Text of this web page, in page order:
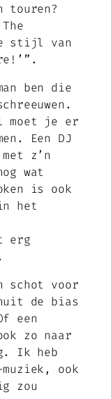
touren?
stijl van
ben die
moet je er
Een DJ
z’n
wat
is ook
het
erg
schot voor
de bias
een
zo naar
Ik heb
ook
zou